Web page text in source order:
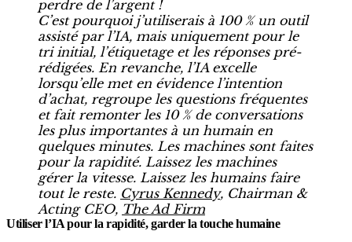
perdre de l’argent !
C’est pourquoi j’utiliserais à 100 % un outil
assisté par l’IA, mais uniquement pour le
tri initial, l’étiquetage et les réponses pré-
rédigées. En revanche, l’IA excelle
lorsqu’elle met en évidence l’intention
d’achat, regroupe les questions fréquentes
et fait remonter les 10 % de conversations
les plus importantes à un humain en
quelques minutes. Les machines sont faites
pour la rapidité. Laissez les machines
gérer la vitesse. Laissez les humains faire
tout le reste. Cyrus Kennedy, Chairman &
Acting CEO, The Ad Firm
Utiliser l’IA pour la rapidité, garder la touche humaine